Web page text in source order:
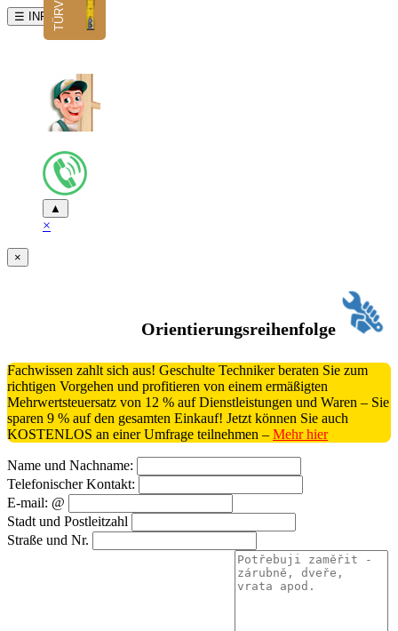
☰ INFO
▲
×
×
Orientierungsreihenfolge
Fachwissen zahlt sich aus! Geschulte Techniker beraten Sie zum
richtigen Vorgehen und profitieren von einem ermäßigten
Mehrwertsteuersatz von 12 % auf Dienstleistungen und Waren – Sie
sparen 9 % auf den gesamten Einkauf! Jetzt können Sie auch
KOSTENLOS an einer Umfrage teilnehmen – Mehr hier
Name und Nachname:
Telefonischer Kontakt:
E-mail: @
Stadt und Postleitzahl
Straße und Nr.